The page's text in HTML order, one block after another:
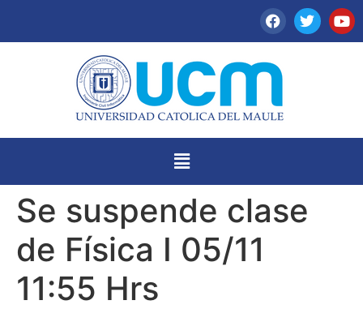
Se suspende clase
de Física I 05/11
11:55 Hrs